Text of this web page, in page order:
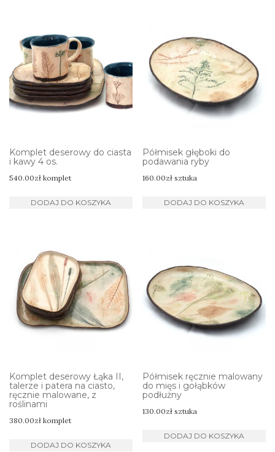
Komplet deserowy do ciasta
i kawy 4 os.
540.00zł komplet
DODAJ DO KOSZYKA
Półmisek głęboki do
podawania ryby
160.00zł sztuka
DODAJ DO KOSZYKA
Komplet deserowy Łąka II,
talerze i patera na ciasto,
ręcznie malowane, z
roślinami
380.00zł komplet
DODAJ DO KOSZYKA
Półmisek ręcznie malowany
do mięs i gołąbków
podłużny
130.00zł sztuka
DODAJ DO KOSZYKA